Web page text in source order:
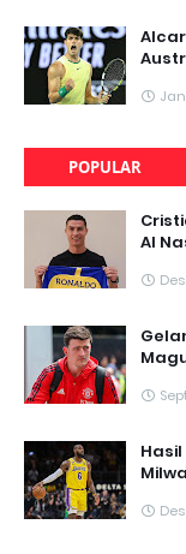
POPULAR
Al
Hasil